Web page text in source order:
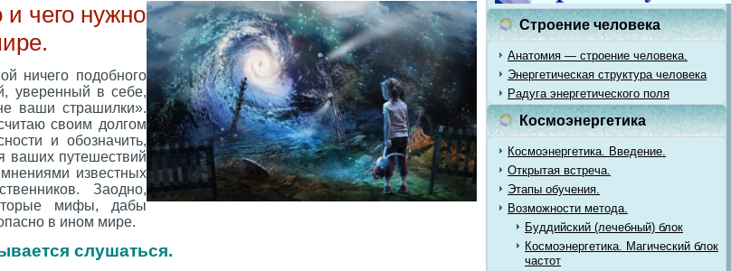
и чего нужно
ничего подобного
уверенный в себе,
ваши страшилки».
своим долгом
и обозначить,
ваших путешествий
известных
Заодно,
мифы, дабы
в ином мире.
слушаться.
Строение человека
Анатомия — строение человека.
Энергетическая структура человека
Радуга энергетического поля
Космоэнергетика
Космоэнергетика. Введение.
Открытая встреча.
Этапы обучения.
Возможности метода.
Буддийский (лечебный) блок
Космоэнергетика. Магический блок
частот